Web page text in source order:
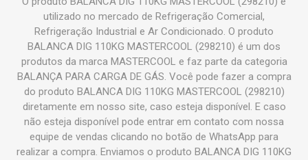
utilizado no mercado de Refrigeração Comercial,
Refrigeração Industrial e Ar Condicionado. O produto
BALANCA DIG 110KG MASTERCOOL (298210) é um dos
produtos da marca MASTERCOOL e faz parte da categoria
BALANÇA PARA CARGA DE GÁS. Você pode fazer a compra
do produto BALANCA DIG 110KG MASTERCOOL (298210)
diretamente em nosso site, caso esteja disponível. E caso
não esteja disponível pode entrar em contato com nossa
equipe de vendas clicando no botão de WhatsApp para
realizar a compra. Enviamos o produto BALANCA DIG 110KG